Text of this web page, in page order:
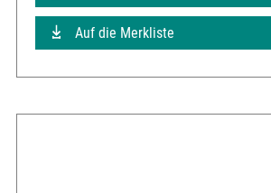
Auf die Merkliste